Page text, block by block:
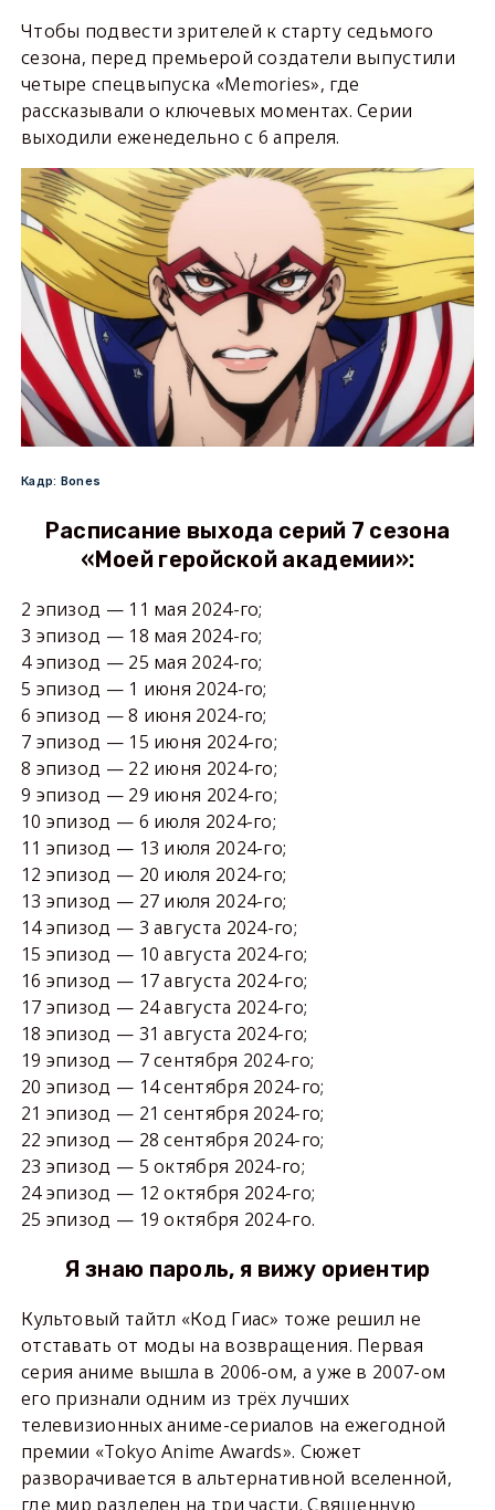
Чтобы подвести зрителей к старту седьмого
сезона, перед премьерой создатели выпустили
четыре спецвыпуска «Memories», где
рассказывали о ключевых моментах. Серии
выходили еженедельно с 6 апреля.
Кадр: Bones
Расписание выхода серий 7 сезона
«Моей геройской академии»:
2 эпизод — 11 мая 2024-го;
3 эпизод — 18 мая 2024-го;
4 эпизод — 25 мая 2024-го;
5 эпизод — 1 июня 2024-го;
6 эпизод — 8 июня 2024-го;
7 эпизод — 15 июня 2024-го;
8 эпизод — 22 июня 2024-го;
9 эпизод — 29 июня 2024-го;
10 эпизод — 6 июля 2024-го;
11 эпизод — 13 июля 2024-го;
12 эпизод — 20 июля 2024-го;
13 эпизод — 27 июля 2024-го;
14 эпизод — 3 августа 2024-го;
15 эпизод — 10 августа 2024-го;
16 эпизод — 17 августа 2024-го;
17 эпизод — 24 августа 2024-го;
18 эпизод — 31 августа 2024-го;
19 эпизод — 7 сентября 2024-го;
20 эпизод — 14 сентября 2024-го;
21 эпизод — 21 сентября 2024-го;
22 эпизод — 28 сентября 2024-го;
23 эпизод — 5 октября 2024-го;
24 эпизод — 12 октября 2024-го;
25 эпизод — 19 октября 2024-го.
Я знаю пароль, я вижу ориентир
Культовый тайтл «Код Гиас» тоже решил не
отставать от моды на возвращения. Первая
серия аниме вышла в 2006-ом, а уже в 2007-ом
его признали одним из трёх лучших
телевизионных аниме-сериалов на ежегодной
премии «Tokyo Anime Awards». Сюжет
разворачивается в альтернативной вселенной,
где мир разделен на три части. Священную